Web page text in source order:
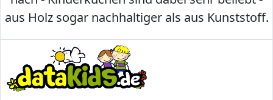
aus Holz sogar nachhaltiger als aus Kunststoff.